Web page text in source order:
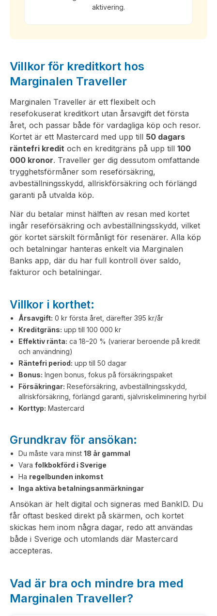
aktivering.
Villkor för kreditkort hos
Marginalen Traveller
Marginalen Traveller är ett flexibelt och
resefokuserat kreditkort utan årsavgift det första
året, och passar både för vardagliga köp och resor.
Kortet är ett Mastercard med upp till 50 dagars
räntefri kredit och en kreditgräns på upp till 100
000 kronor. Traveller ger dig dessutom omfattande
trygghetsförmåner som reseförsäkring,
avbeställningsskydd, allriskförsäkring och förlängd
garanti på utvalda köp.
När du betalar minst hälften av resan med kortet
ingår reseförsäkring och avbeställningsskydd, vilket
gör kortet särskilt förmånligt för resenärer. Alla köp
och betalningar hanteras enkelt via Marginalen
Banks app, där du har full kontroll över saldo,
fakturor och betalningar.
Villkor i korthet:
Årsavgift: 0 kr första året, därefter 395 kr/år
Kreditgräns: upp till 100 000 kr
Effektiv ränta: ca 18–20 % (varierar beroende på kredit
och användning)
Räntefri period: upp till 50 dagar
Bonus: Ingen bonus, fokus på försäkringspaket
Försäkringar: Reseförsäkring, avbeställningsskydd,
allriskförsäkring, förlängd garanti, självriskeliminering hyrbil
Korttyp: Mastercard
Grundkrav för ansökan:
Du måste vara minst 18 år gammal
Vara folkbokförd i Sverige
Ha regelbunden inkomst
Inga aktiva betalningsanmärkningar
Ansökan är helt digital och signeras med BankID. Du
får oftast besked direkt på skärmen, och kortet
skickas hem inom några dagar, redo att användas
både i Sverige och utomlands där Mastercard
accepteras.
Vad är bra och mindre bra med
Marginalen Traveller?